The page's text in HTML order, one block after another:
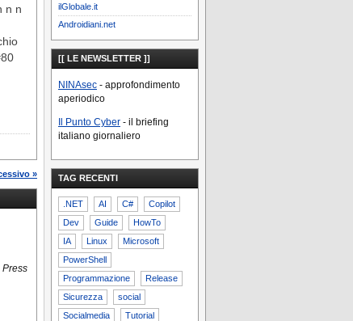
n n
»
Press
ilGlobale.it
Androidiani.net
[[ LE NEWSLETTER ]]
NINAsec - approfondimento
aperiodico
Il Punto Cyber - il briefing
italiano giornaliero
TAG RECENTI
.NET AI C#
Copilot
Dev
Guide
HowTo
IA
Linux
Microsoft
PowerShell
Programmazione
Release
Sicurezza
social
Socialmedia
Tutorial